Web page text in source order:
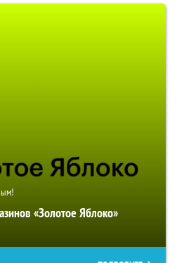
«Золотое Яблоко»